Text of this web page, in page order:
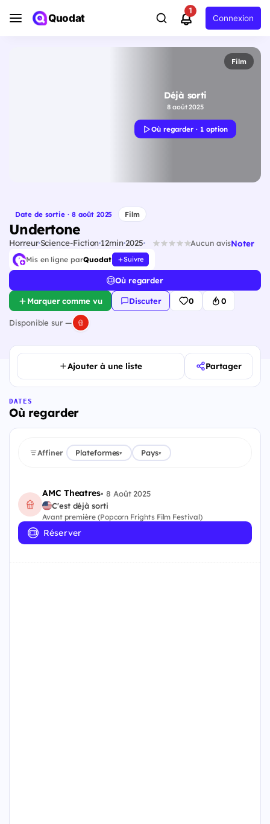
Quodat
1
Connexion
Film
Déjà sorti
8 août 2025
Où regarder · 1 option
Date de sortie · 8 août 2025 Film
Undertone
HorreurScience-Fiction 12min 2025 Aucun avisNoter
Mis en ligne parQuodat Suivre
Où regarder
Marquer comme vu Discuter 0 0
Disponible sur —
Ajouter à une liste Partager
DATES
Où regarder
Affiner Plateformes▾ Pays▾
AMC Theatres• 8 Août 2025
C'est déjà sorti
Avant première (Popcorn Frights Film Festival)
Réserver